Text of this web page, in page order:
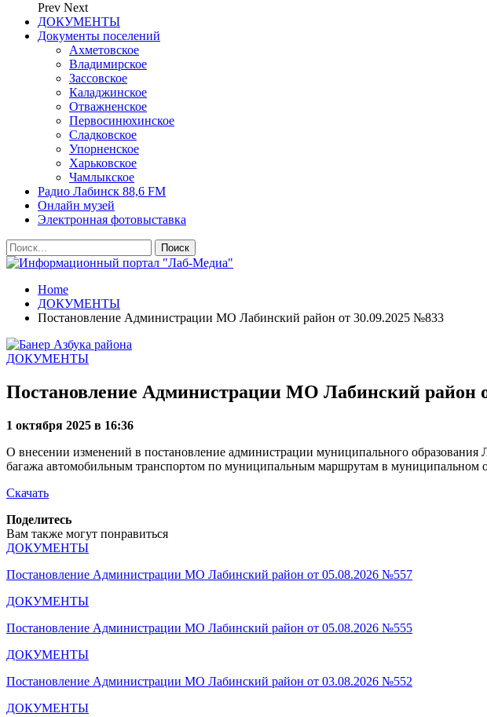
Prev Next
ДОКУМЕНТЫ
Документы поселений
Ахметовское
Владимирское
Зассовское
Каладжинское
Отважненское
Первосинюхинское
Сладковское
Упорненское
Харьковское
Чамлыкское
Радио Лабинск 88,6 FM
Онлайн музей
Электронная фотовыставка
Home
ДОКУМЕНТЫ
Постановление Администрации МО Лабинский район от 30.09.2025 №833
ДОКУМЕНТЫ
Постановление Администрации МО Лабинский район
1 октября 2025 в 16:36
О внесении изменений в постановление администрации муниципального
багажа автомобильным транспортом по муниципальным маршрутам в муниципальном
Скачать
Поделитесь
Вам также могут понравиться
ДОКУМЕНТЫ
Постановление Администрации МО Лабинский район от 05.08.2026 №557
ДОКУМЕНТЫ
Постановление Администрации МО Лабинский район от 05.08.2026 №555
ДОКУМЕНТЫ
Постановление Администрации МО Лабинский район от 03.08.2026 №552
ДОКУМЕНТЫ